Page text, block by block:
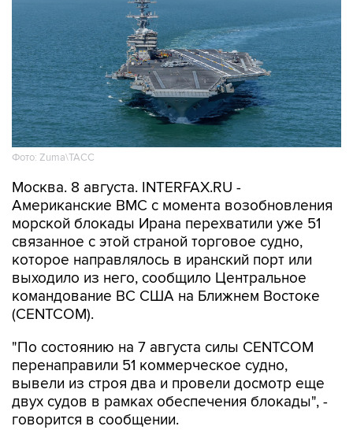
Фото: Zuma\ТАСС
Москва. 8 августа. INTERFAX.RU -
Американские ВМС с момента возобновления
морской блокады Ирана перехватили уже 51
связанное с этой страной торговое судно,
которое направлялось в иранский порт или
выходило из него, сообщило Центральное
командование ВС США на Ближнем Востоке
(CENTCOM).
"По состоянию на 7 августа силы CENTCOM
перенаправили 51 коммерческое судно,
вывели из строя два и провели досмотр еще
двух судов в рамках обеспечения блокады", -
говорится в сообщении.